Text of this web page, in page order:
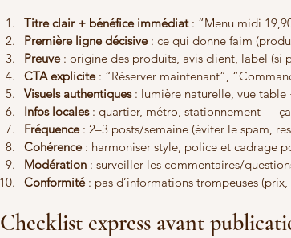
Titre clair + bénéfice immédiat : “Menu midi
Première ligne décisive : ce qui donne faim
Preuve : origine des produits, avis client, label (si
CTA explicite : “Réserver maintenant”,
Visuels authentiques : lumière naturelle, vue table
Infos locales : quartier, métro, stationnement —
Fréquence : 2–3 posts/semaine (éviter le spam,
Cohérence : harmoniser style, police et cadrage
Modération : surveiller les commentaires/
Conformité : pas d’informations trompeuses
Checklist express avant